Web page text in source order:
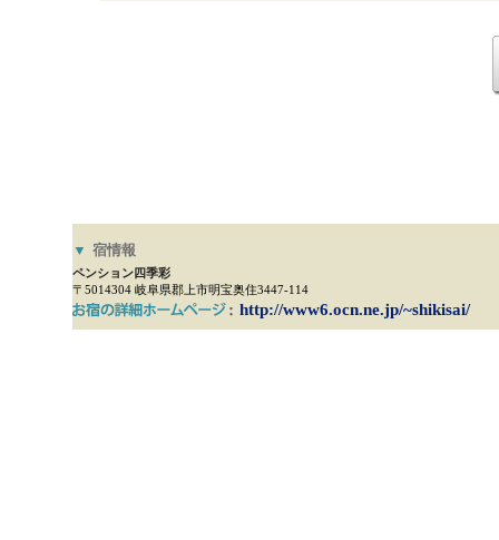
▼ 宿情報
ペンション四季彩
〒5014304 岐阜県郡上市明宝奥住3447-114
http://www6.ocn.ne.jp/~shikisai/